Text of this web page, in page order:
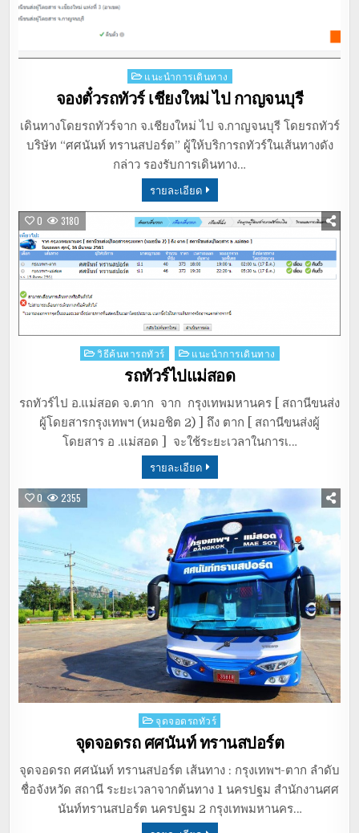
Posted
in
แนะนำการเดินทาง
จองตั๋วรถทัวร์ เชียงใหม่ ไป กาญจนบุรี
เดินทางโดยรถทัวร์จาก จ.เชียงใหม่ ไป จ.กาญจนบุรี โดยรถทัวร์
บริษัท “ศศนันท์ ทรานสปอร์ต” ผู้ให้บริการถทัวร์ในเส้นทางดัง
กล่าว รองรับการเดินทาง…
รายละเอียด
0 3180
Posted
วิธีค้นหารถทัวร์ แนะนำการเดินทาง
รถทัวร์ไปแม่สอด
รถทัวร์ไป อ.แม่สอด จ.ตาก จาก กรุงเทพมหานคร [ สถานีขนส่ง
ผู้โดยสารกรุงเทพฯ (หมอชิต 2) ] ถึง ตาก [ สถานีขนส่งผู้
โดยสาร อ .แม่สอด ] จะใช้ระยะเวลาในการเ…
รายละเอียด
0 2355
Posted
in
จุดจอดรถทัวร์
จุดจอดรถ ศศนันท์ ทรานสปอร์ต
จุดจอดรถ ศศนันท์ ทรานสปอร์ต เส้นทาง : กรุงเทพฯ-ตาก ลำดับ
ชื่อจังหวัด สถานี ระยะเวลาจากต้นทาง 1 นครปฐม สำนักงานศศ
นันท์ทรานสปอร์ต นครปฐม 2 กรุงเทพมหานคร…